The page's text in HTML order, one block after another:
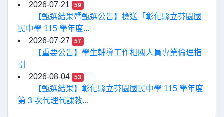
2026-07-21
59
【甄選結果暨甄選公告】檢送「彰化縣立芬園國
民中學 115 學年度...
2026-07-27
57
【重要公告】學生輔導工作相關人員專業倫理指
引
2026-08-04
53
【甄選結果】彰化縣立芬園國民中學 115 學年度
第 3 次代理代課教...